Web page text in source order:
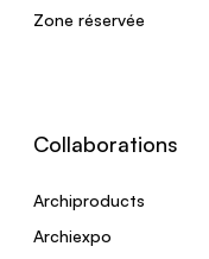
Zone réservée
Collaborations
Archiproducts
Archiexpo